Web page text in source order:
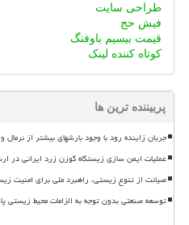
طراحی سایت
فیش حج
قیمت بیسیم باوفنگ
کوتاه کننده لینک
پربیننده ترین ها
جریان زاینده رود با وجود بارشهای بیشتر از
عملیات ایمن سازی زیستگاه گوزن زرد ایرانی در
صیانت از تنوع زیستی، راهبرد ملی برای امنیت
توسعه صنعتی بدون توجه به الزامات محیط زیستی